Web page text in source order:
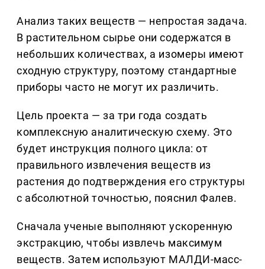
Анализ таких веществ — непростая задача.
В растительном сырье они содержатся в
небольших количествах, а изомеры имеют
сходную структуру, поэтому стандартные
приборы часто не могут их различить.
Цель проекта — за три года создать
комплексную аналитическую схему. Это
будет инструкция полного цикла: от
правильного извлечения веществ из
растения до подтверждения его структуры
с абсолютной точностью, пояснил Фалев.
Сначала ученые выполняют ускоренную
экстракцию, чтобы извлечь максимум
веществ. Затем используют МАЛДИ-масс-